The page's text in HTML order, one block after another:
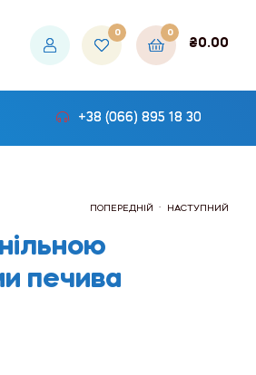
0 0
₴0.00
+38 (066) 895 18 30
ПОПЕРЕДНІЙ
₴756.00
НАСТУПНИЙ
₴450.00
печива